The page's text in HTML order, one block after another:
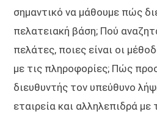
σημαντικό να μάθουμε πώς
πελατειακή βάση; Πού
πελάτες, ποιες είναι οι
με τις πληροφορίες; Πώς
διευθυντής τον υπεύθυνο
εταιρεία και αλληλεπιδρά